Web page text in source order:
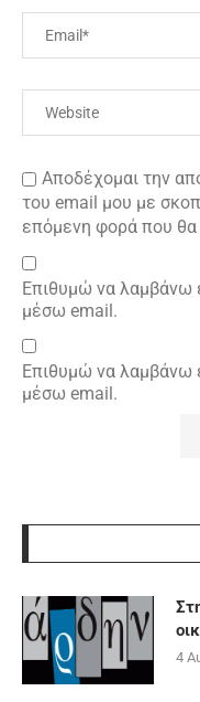
Αποδέχομαι την
του email μου με
επόμενη φορά που θα
Επιθυμώ να λαμβάνω
μέσω email.
Επιθυμώ να λαμβάνω
μέσω email.
4